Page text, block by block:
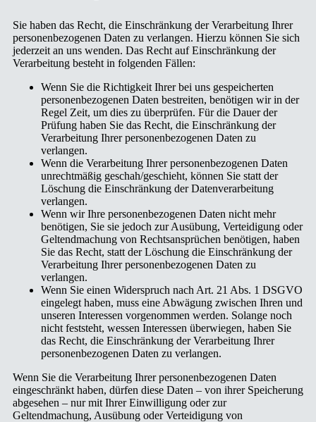
Sie haben das Recht, die Einschränkung der Verarbeitung Ihrer
personenbezogenen Daten zu verlangen. Hierzu können Sie sich
jederzeit an uns wenden. Das Recht auf Einschränkung der
Verarbeitung besteht in folgenden Fällen:
Wenn Sie die Richtigkeit Ihrer bei uns gespeicherten
personenbezogenen Daten bestreiten, benötigen wir in der
Regel Zeit, um dies zu überprüfen. Für die Dauer der
Prüfung haben Sie das Recht, die Einschränkung der
Verarbeitung Ihrer personenbezogenen Daten zu
verlangen.
Wenn die Verarbeitung Ihrer personenbezogenen Daten
unrechtmäßig geschah/geschieht, können Sie statt der
Löschung die Einschränkung der Datenverarbeitung
verlangen.
Wenn wir Ihre personenbezogenen Daten nicht mehr
benötigen, Sie sie jedoch zur Ausübung, Verteidigung oder
Geltendmachung von Rechtsansprüchen benötigen, haben
Sie das Recht, statt der Löschung die Einschränkung der
Verarbeitung Ihrer personenbezogenen Daten zu
verlangen.
Wenn Sie einen Widerspruch nach Art. 21 Abs. 1 DSGVO
eingelegt haben, muss eine Abwägung zwischen Ihren und
unseren Interessen vorgenommen werden. Solange noch
nicht feststeht, wessen Interessen überwiegen, haben Sie
das Recht, die Einschränkung der Verarbeitung Ihrer
personenbezogenen Daten zu verlangen.
Wenn Sie die Verarbeitung Ihrer personenbezogenen Daten
eingeschränkt haben, dürfen diese Daten – von ihrer Speicherung
abgesehen – nur mit Ihrer Einwilligung oder zur
Geltendmachung, Ausübung oder Verteidigung von